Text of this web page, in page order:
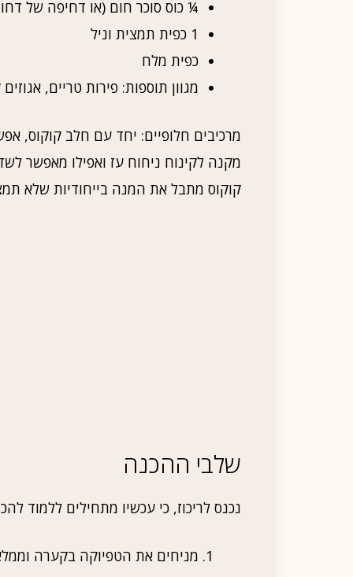
¼ כוס סוכר חום (או דחיפה של
1 כפית תמצית וניל
כפית מלח
מגוון תוספות: פירות טריים,
מרכיבים חלופיים: יחד עם חלב קוקוס,
מקנה לקינוח ניחוח עז ואפילו מאפשר
קוקוס מתבל את המנה בייחודיות שלא
שלבי ההכנה
נכנס לריכוז, כי עכשיו מתחילים ללמוד
מניחים את הטפיוקה בקערה